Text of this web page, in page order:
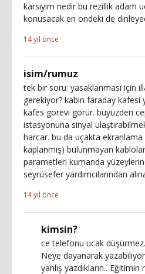
karsiyim nedir bu rezillik adam
konusacak en ondeki de
14 yıl önce
isim/rumuz
tek bir soru: yasaklanması için
gerekiyor? kabin faraday kafesi
kafes görevi görür. buyüzden
istasyonuna sinyal
harcar. bu da uçakta ekranlama
kaplanmış) bulunmayan
parametleri kumanda
seyrüsefer yardımcılarından
14 yıl önce
kimsin?
ce telefonu ucak
Neye dayanarak
yanlış yazdıkların..